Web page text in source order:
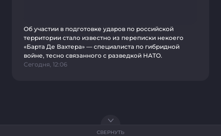
Об участии в подготовке ударов по российской
территории стало известно из переписки некоего
«Барта Де Вахтера» — специалиста по гибридной
войне, тесно связанного с разведкой НАТО.
Сегодня, 12:06
СВЕРНУТЬ